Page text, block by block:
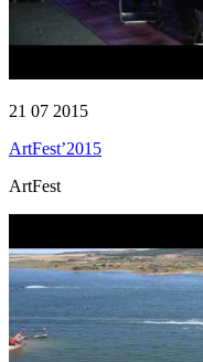
21 07 2015
ArtFest’2015
ArtFest